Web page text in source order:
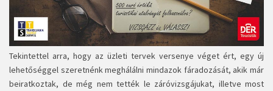
Tekintettel arra, hogy az üzleti tervek versenye véget ért, egy új
lehetőséggel szeretnénk meghálálni mindazok fáradozását, akik már
beiratkoztak, de még nem tették le záróvizsgájukat, illetve most